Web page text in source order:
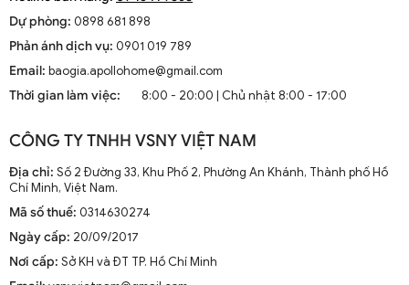
Dự phòng: 0898 681 898
Phản ánh dịch vụ: 0901 019 789
Email: baogia.apollohome@gmail.com
Thời gian làm việc:
8:00 - 20:00 | Chủ nhật 8:00 - 17:00
CÔNG TY TNHH VSNY VIỆT NAM
Địa chỉ: Số 2 Đường 33, Khu Phố 2, Phường An Khánh, Thành phố Hồ
Chí Minh, Việt Nam.
Mã số thuế: 0314630274
Ngày cấp: 20/09/2017
Nơi cấp: Sở KH và ĐT TP. Hồ Chí Minh